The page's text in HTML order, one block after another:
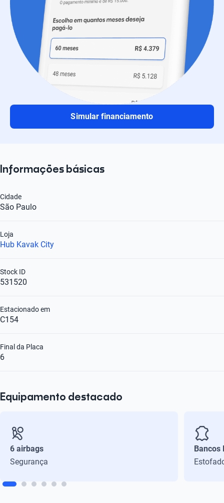
Simular financiamento
Informações básicas
São Paulo
Cidade
Hub Kavak City
Loja
531520
Stock ID
C154
Estacionado em
6
Final da Placa
Equipamento destacado
6 airbags
Segurança
Bancos